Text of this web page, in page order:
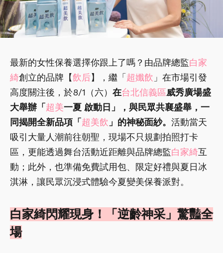
最新的女性保養選擇你跟上了嗎？由品牌總監白家
綺創立的品牌【飲后】，繼「 超孅飲 」在市場引發
高度關注後，於8/1（六） 在台北信義區威秀廣場盛
大舉辦「 超美一夏 啟動日」，與民眾共襄盛舉，一
同揭開全新品項「 超美飲 」的神秘面紗。 活動當天
吸引大量人潮前往朝聖，現場不只規劃拍照打卡
區，更能透過舞台活動近距離與品牌總監白家綺互
動；此外，也準備免費試用包、限定好禮與夏日冰
淇淋，讓民眾沉浸式體驗今夏變美保養派對。
白家綺閃耀現身！「逆齡神采」驚豔全
場